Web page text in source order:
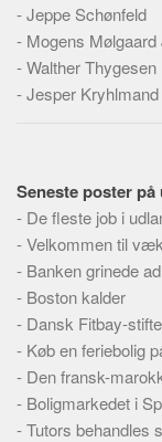
-Jeppe Schønfeld
- Mogens
-Walther Thygesen
-Jesper Kryhlmand
Seneste poster
- De fleste job i
-Velkommen til
- Banken grinede
- Boston kalder
- Dansk Fitbay-
- Køb en feriebolig
- Den fransk-
- Boligmarkedet i
-Tutors behandles